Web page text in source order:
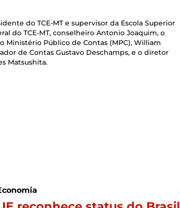
do TCE-MT e supervisor da Escola Superior
do TCE-MT, conselheiro Antonio Joaquim, o
Ministério Público de Contas (MPC), William
de Contas Gustavo Deschamps, e o diretor
Matsushita.